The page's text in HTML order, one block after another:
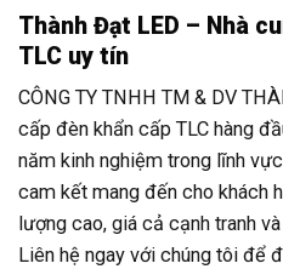
Thành Đạt LED – Nhà
TLC uy tín
CÔNG TY TNHH TM & DV
cấp đèn khẩn cấp TLC hàng
năm kinh nghiệm trong lĩnh
cam kết mang đến cho khách
lượng cao, giá cả cạnh tranh
Liên hệ ngay với chúng tôi để